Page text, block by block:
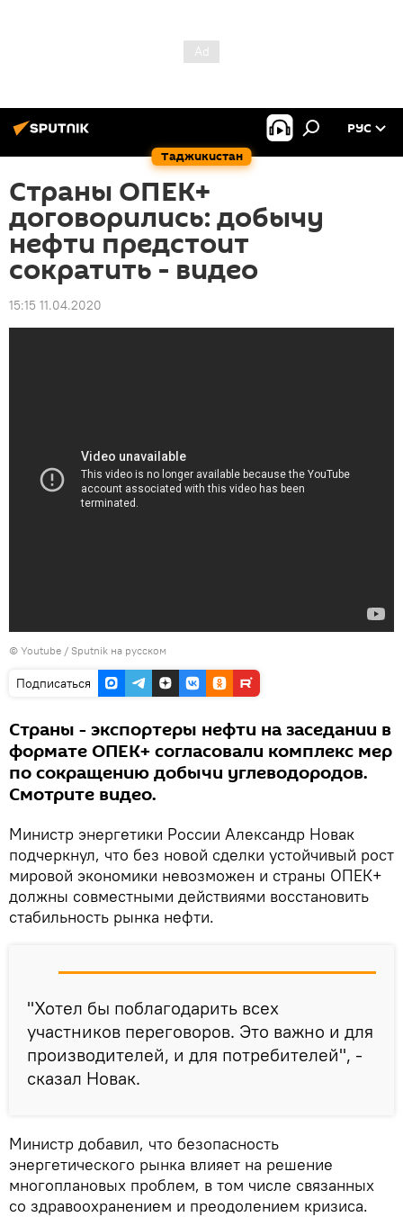
Таджикистан
РУС
Страны ОПЕК+
договорились: добычу
нефти предстоит
сократить - видео
15:15 11.04.2020
© Youtube / Sputnik на русском
Подписаться
Страны - экспортеры нефти на заседании в
формате ОПЕК+ согласовали комплекс мер
по сокращению добычи углеводородов.
Смотрите видео.
Министр энергетики России Александр Новак
подчеркнул, что без новой сделки устойчивый рост
мировой экономики невозможен и страны ОПЕК+
должны совместными действиями восстановить
стабильность рынка нефти.
"Хотел бы поблагодарить всех
участников переговоров. Это важно и для
производителей, и для потребителей", -
сказал Новак.
Министр добавил, что безопасность
энергетического рынка влияет на решение
многоплановых проблем, в том числе связанных
со здравоохранением и преодолением кризиса.